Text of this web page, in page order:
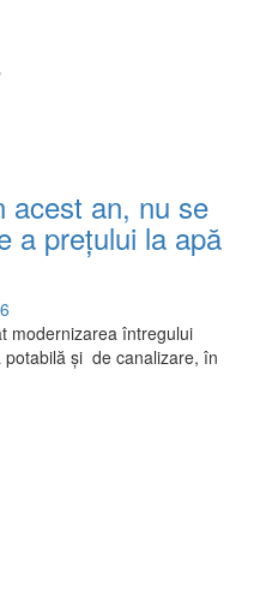
acest an, nu se
a preţului la apă
modernizarea întregului
şi de canalizare, în